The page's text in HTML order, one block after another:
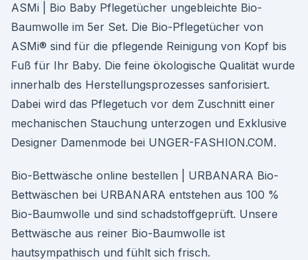
ASMi | Bio Baby Pflegetücher ungebleichte Bio-
Baumwolle im 5er Set. Die Bio-Pflegetücher von
ASMi® sind für die pflegende Reinigung von Kopf bis
Fuß für Ihr Baby. Die feine ökologische Qualität wurde
innerhalb des Herstellungsprozesses sanforisiert.
Dabei wird das Pflegetuch vor dem Zuschnitt einer
mechanischen Stauchung unterzogen und Exklusive
Designer Damenmode bei UNGER-FASHION.COM.
Bio-Bettwäsche online bestellen | URBANARA Bio-
Bettwäschen bei URBANARA entstehen aus 100 %
Bio-Baumwolle und sind schadstoffgeprüft. Unsere
Bettwäsche aus reiner Bio-Baumwolle ist
hautsympathisch und fühlt sich frisch.